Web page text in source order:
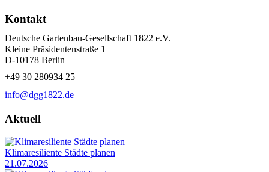
Kontakt
Deutsche Gartenbau-Gesellschaft 1822 e.V.
Kleine Präsidentenstraße 1
D-10178 Berlin
+49 30 280934 25
info@dgg1822.de
Aktuell
Klimaresiliente Städte planen
21.07.2026